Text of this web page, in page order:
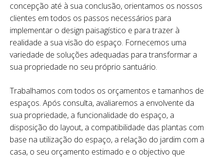
concepção até à sua conclusão, orientamos os nossos
clientes em todos os passos necessários para
implementar o design paisagístico e para trazer à
realidade a sua visão do espaço. Fornecemos uma
variedade de soluções adequadas para transformar a
sua propriedade no seu próprio santuário.
Trabalhamos com todos os orçamentos e tamanhos de
espaços. Após consulta, avaliaremos a envolvente da
sua propriedade, a funcionalidade do espaço, a
disposição do layout, a compatibilidade das plantas com
base na utilização do espaço, a relação do jardim com a
casa, o seu orçamento estimado e o objectivo que